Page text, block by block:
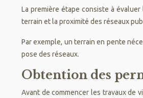
La première étape consiste à
terrain et la proximité des réseaux
Par exemple, un terrain en pente
pose des réseaux.
Obtention des
Avant de commencer les travaux de